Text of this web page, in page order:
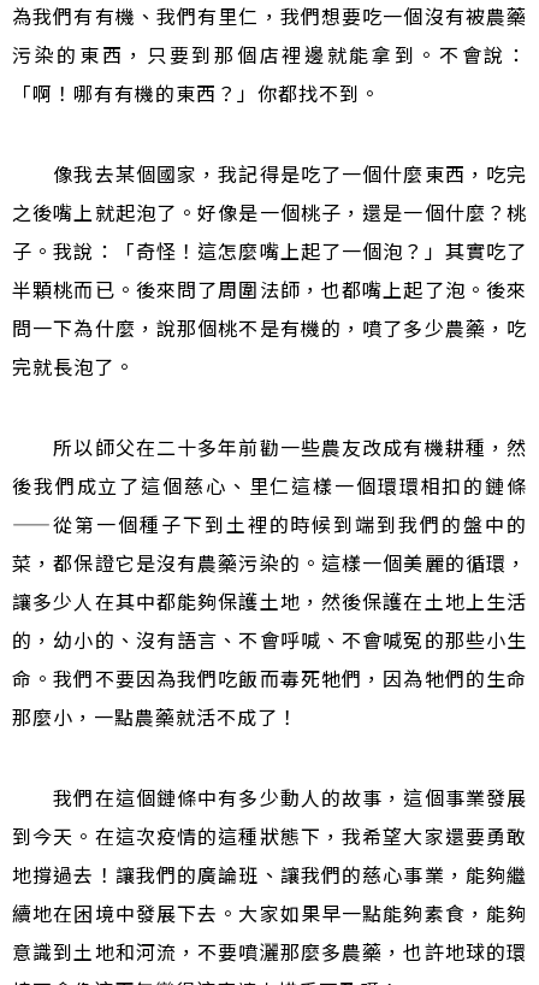
為我們有有機、我們有里仁，我們想要吃一個沒有被農藥
污染的東西，只要到那個店裡邊就能拿到。不會說：
「啊！哪有有機的東西？」你都找不到。
像我去某個國家，我記得是吃了一個什麼東西，吃完
之後嘴上就起泡了。好像是一個桃子，還是一個什麼？桃
子。我說：「奇怪！這怎麼嘴上起了一個泡？」其實吃了
半顆桃而已。後來問了周圍法師，也都嘴上起了泡。後來
問一下為什麼，說那個桃不是有機的，噴了多少農藥，吃
完就長泡了。
所以師父在二十多年前勸一些農友改成有機耕種，然
後我們成立了這個慈心、里仁這樣一個環環相扣的鏈條
——從第一個種子下到土裡的時候到端到我們的盤中的
菜，都保證它是沒有農藥污染的。這樣一個美麗的循環，
讓多少人在其中都能夠保護土地，然後保護在土地上生活
的，幼小的、沒有語言、不會呼喊、不會喊冤的那些小生
命。我們不要因為我們吃飯而毒死牠們，因為牠們的生命
那麼小，一點農藥就活不成了！
我們在這個鏈條中有多少動人的故事，這個事業發展
到今天。在這次疫情的這種狀態下，我希望大家還要勇敢
地撐過去！讓我們的廣論班、讓我們的慈心事業，能夠繼
續地在困境中發展下去。大家如果早一點能夠素食，能夠
意識到土地和河流，不要噴灑那麼多農藥，也許地球的環